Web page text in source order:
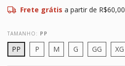
Frete grátis a partir de R$60,00
TAMANHO: PP
PP P M G GG XG